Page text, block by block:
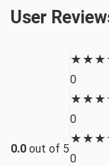
User
0.0 out of 5
★ ★ ★
0
★ ★ ★
0
★ ★ ★
0